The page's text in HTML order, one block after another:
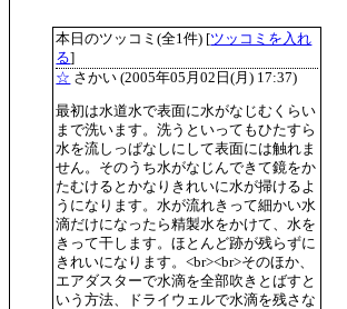
本日のツッコミ(全1件) [ツッコミを入れ
る]
☆ さかい (2005年05月02日(月) 17:37)
最初は水道水で表面に水がなじむくらい
まで洗います。洗うといってもひたすら
水を流しっぱなしにして表面には触れま
せん。そのうち水がなじんできて鏡をか
たむけるとかなりきれいに水が掃けるよ
うになります。水が流れきって細かい水
滴だけになったら精製水をかけて、水を
きって干します。ほとんど跡が残らずに
きれいになります。<br><br>そのほか、
エアダスターで水滴を全部吹きとばすと
いう方法、ドライウェルで水滴を残さな